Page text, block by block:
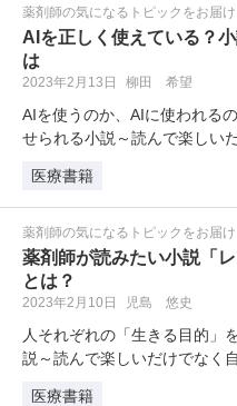
薬剤師の気になるトピックをお届
AIを正しく使えている？
は
2023年2月13日 柳田 希望
AIを使うのか、AIに使われる
せられる小説～読んで楽しい
医療書籍
薬剤師の気になるトピックをお届
薬剤師が読みたい小説「レ
とは？
2023年2月10日 児島 悠史
人それぞれの「生きる目的」
説～読んで楽しいだけでなく
医療書籍